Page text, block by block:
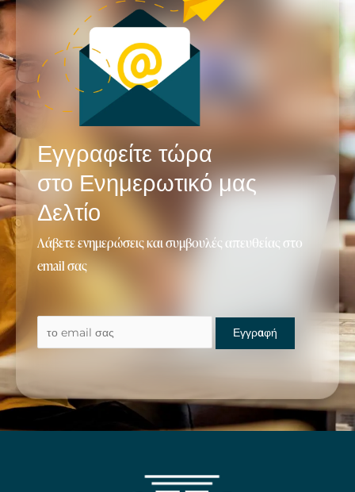
Εγγραφείτε τώρα
στο Ενημερωτικό μας
Δελτίο
Λάβετε ενημερώσεις και συμβουλές απευθείας στο
email σας